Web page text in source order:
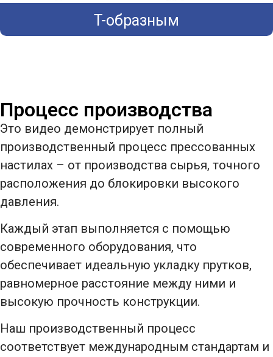
T-образным
Процесс производства
Это видео демонстрирует полный
производственный процесс прессованных
настилах – от производства сырья, точного
расположения до блокировки высокого
давления.
Каждый этап выполняется с помощью
современного оборудования, что
обеспечивает идеальную укладку прутков,
равномерное расстояние между ними и
высокую прочность конструкции.
Наш производственный процесс
соответствует международным стандартам и